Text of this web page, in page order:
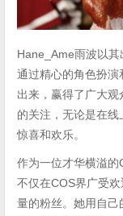
Hane_Ame雨波以
通过精心的角色扮
出来，赢得了广大
的关注，无论是在
惊喜和欢乐。
作为一位才华横溢
不仅在COS界广受
量的粉丝。她用自